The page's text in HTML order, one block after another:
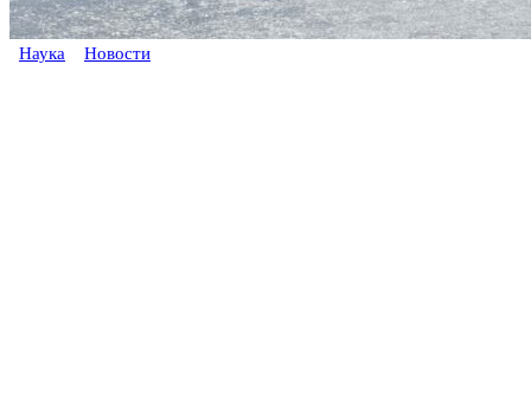
Наука Новости